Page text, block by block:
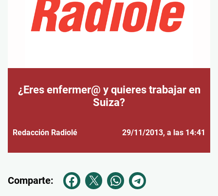
¿Eres enfermer@ y quieres trabajar en
Suiza?
Redacción Radiolé 29/11/2013, a las 14:41
Comparte: